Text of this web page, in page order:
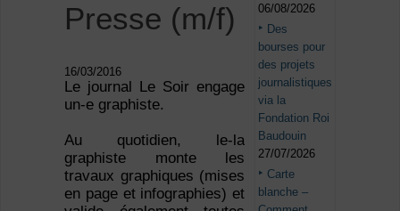
Presse (m/f)
16/03/2016
Le journal Le Soir engage
un-e graphiste.
Au quotidien, le-la
graphiste monte les
travaux graphiques (mises
en page et infographies) et
06/08/2026
Des
bourses pour
des projets
journalistiques
via la
Fondation Roi
Baudouin
27/07/2026
Carte
blanche –